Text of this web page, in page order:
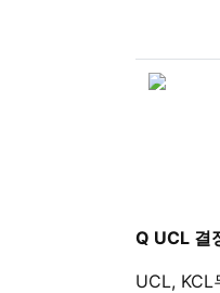
Q UCL 결
UCL,